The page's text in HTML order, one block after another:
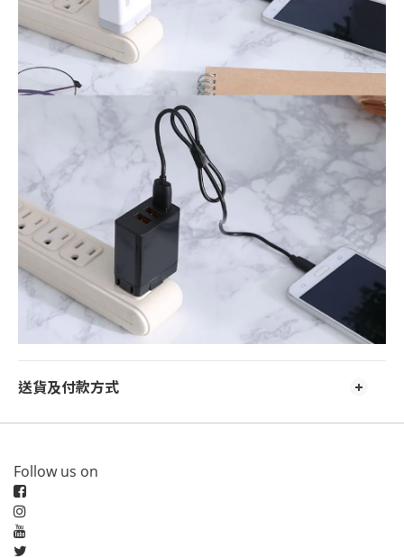
送貨及付款方式
Follow us on